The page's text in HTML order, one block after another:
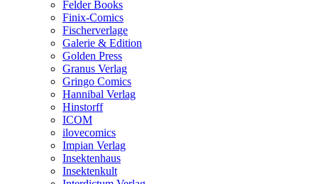
Felder Books
Finix-Comics
Fischerverlage
Galerie & Edition
Golden Press
Granus Verlag
Gringo Comics
Hannibal Verlag
Hinstorff
ICOM
ilovecomics
Impian Verlag
Insektenhaus
Insektenkult